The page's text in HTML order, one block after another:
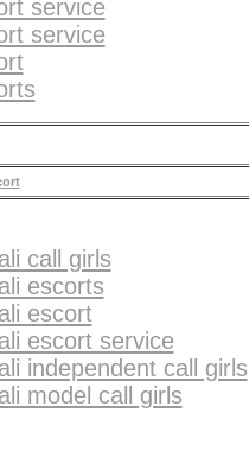
service
service
call girls
escorts
escort
escort service
independent call girls
model call girls